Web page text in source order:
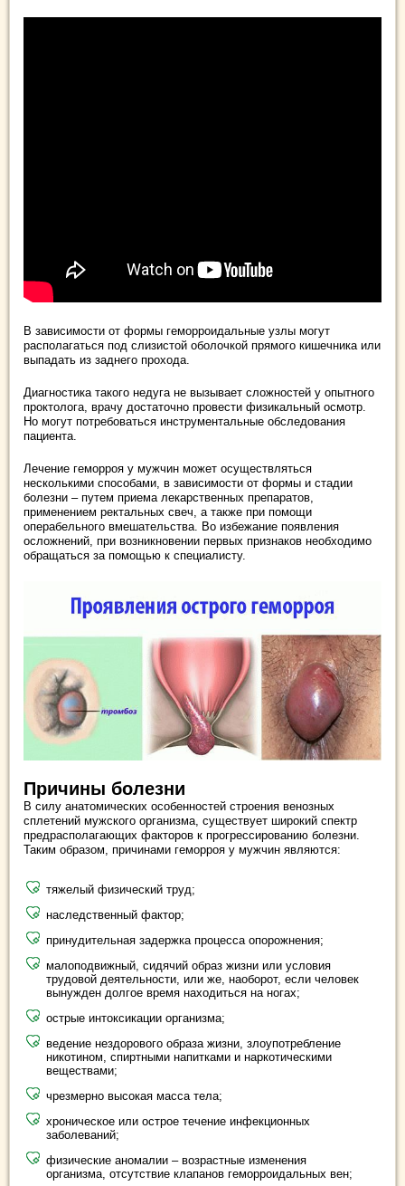
В зависимости от формы геморроидальные узлы могут
располагаться под слизистой оболочкой прямого кишечника или
выпадать из заднего прохода.
Диагностика такого недуга не вызывает сложностей у опытного
проктолога, врачу достаточно провести физикальный осмотр.
Но могут потребоваться инструментальные обследования
пациента.
Лечение геморроя у мужчин может осуществляться
несколькими способами, в зависимости от формы и стадии
болезни – путем приема лекарственных препаратов,
применением ректальных свеч, а также при помощи
операбельного вмешательства. Во избежание появления
осложнений, при возникновении первых признаков необходимо
обращаться за помощью к специалисту.
Причины болезни
В силу анатомических особенностей строения венозных
сплетений мужского организма, существует широкий спектр
предрасполагающих факторов к прогрессированию болезни.
Таким образом, причинами геморроя у мужчин являются:
тяжелый физический труд;
наследственный фактор;
принудительная задержка процесса опорожнения;
малоподвижный, сидячий образ жизни или условия
трудовой деятельности, или же, наоборот, если человек
вынужден долгое время находиться на ногах;
острые интоксикации организма;
ведение нездорового образа жизни, злоупотребление
никотином, спиртными напитками и наркотическими
веществами;
чрезмерно высокая масса тела;
хроническое или острое течение инфекционных
заболеваний;
физические аномалии – возрастные изменения
организма, отсутствие клапанов геморроидальных вен;